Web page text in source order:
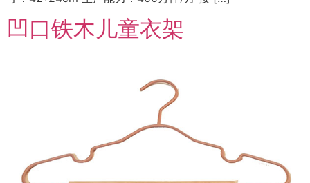
凹口铁木儿童衣架